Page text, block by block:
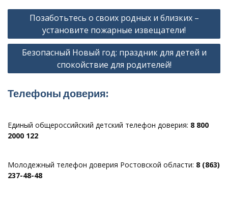
Навигация
записям
Позаботьтесь о своих родных и близких –
установите пожарные извещатели!
Безопасный Новый год: праздник для детей и
спокойствие для родителей!
Телефоны доверия:
Единый общероссийский детский телефон доверия: 8 800
2000 122
Молодежный телефон доверия Ростовской области: 8 (863)
237-48-48